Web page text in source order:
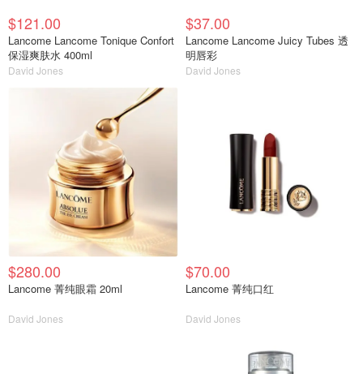
$121.00
Lancome Lancome Tonique Confort
保湿爽肤水 400ml
David Jones
$37.00
Lancome Lancome Juicy Tubes 透
明唇彩
David Jones
$280.00
Lancome 菁纯眼霜 20ml
David Jones
$70.00
Lancome 菁纯口红
David Jones